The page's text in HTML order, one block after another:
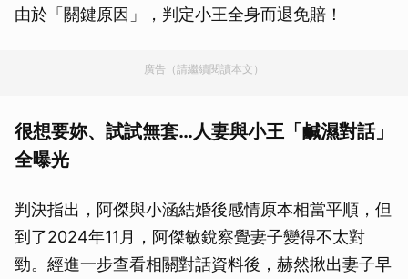
由於「關鍵原因」，判定小王全身而退免賠！
廣告（請繼續閱讀本文）
很想要妳、試試無套…人妻與小王「鹹濕對話」
全曝光
判決指出，阿傑與小涵結婚後感情原本相當平順，但
到了2024年11月，阿傑敏銳察覺妻子變得不太對
勁。經進一步查看相關對話資料後，赫然揪出妻子早